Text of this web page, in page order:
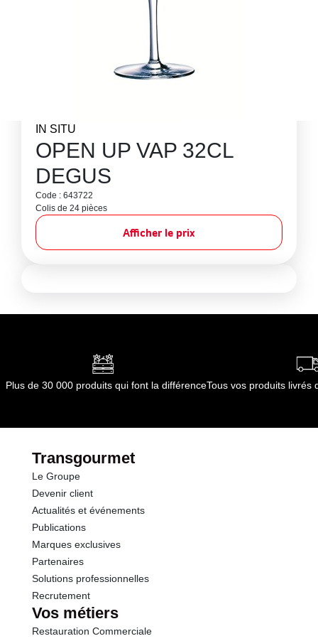
IN SITU
OPEN UP VAP 32CL
DEGUS
Code : 643722
Colis de 24 pièces
Afficher le prix
Plus de 30 000 produits qui font la différenceTous vos produits livrés
Transgourmet
Le Groupe
Devenir client
Actualités et événements
Publications
Marques exclusives
Partenaires
Solutions professionnelles
Recrutement
Vos métiers
Restauration Commerciale